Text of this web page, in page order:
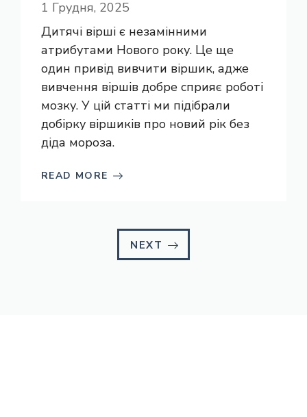
1 Грудня, 2025
Дитячі вірші є незамінними
атрибутами Нового року. Це ще
один привід вивчити віршик, адже
вивчення віршів добре сприяє роботі
мозку. У цій статті ми підібрали
добірку віршиків про новий рік без
діда мороза.
READ MORE
NEXT